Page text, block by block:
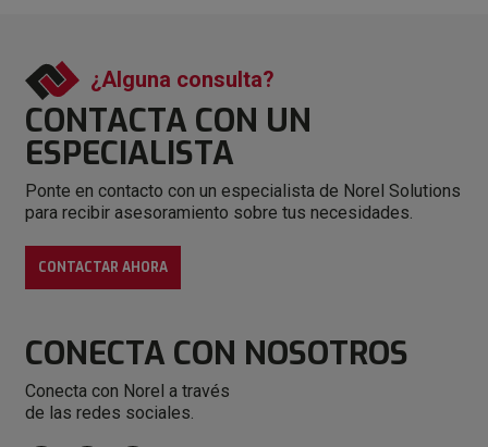
¿Alguna consulta?
CONTACTA CON UN
ESPECIALISTA
Ponte en contacto con un especialista de Norel Solutions
para recibir asesoramiento sobre tus necesidades.
CONTACTAR AHORA
CONECTA CON NOSOTROS
Conecta con Norel a través
de las redes sociales.